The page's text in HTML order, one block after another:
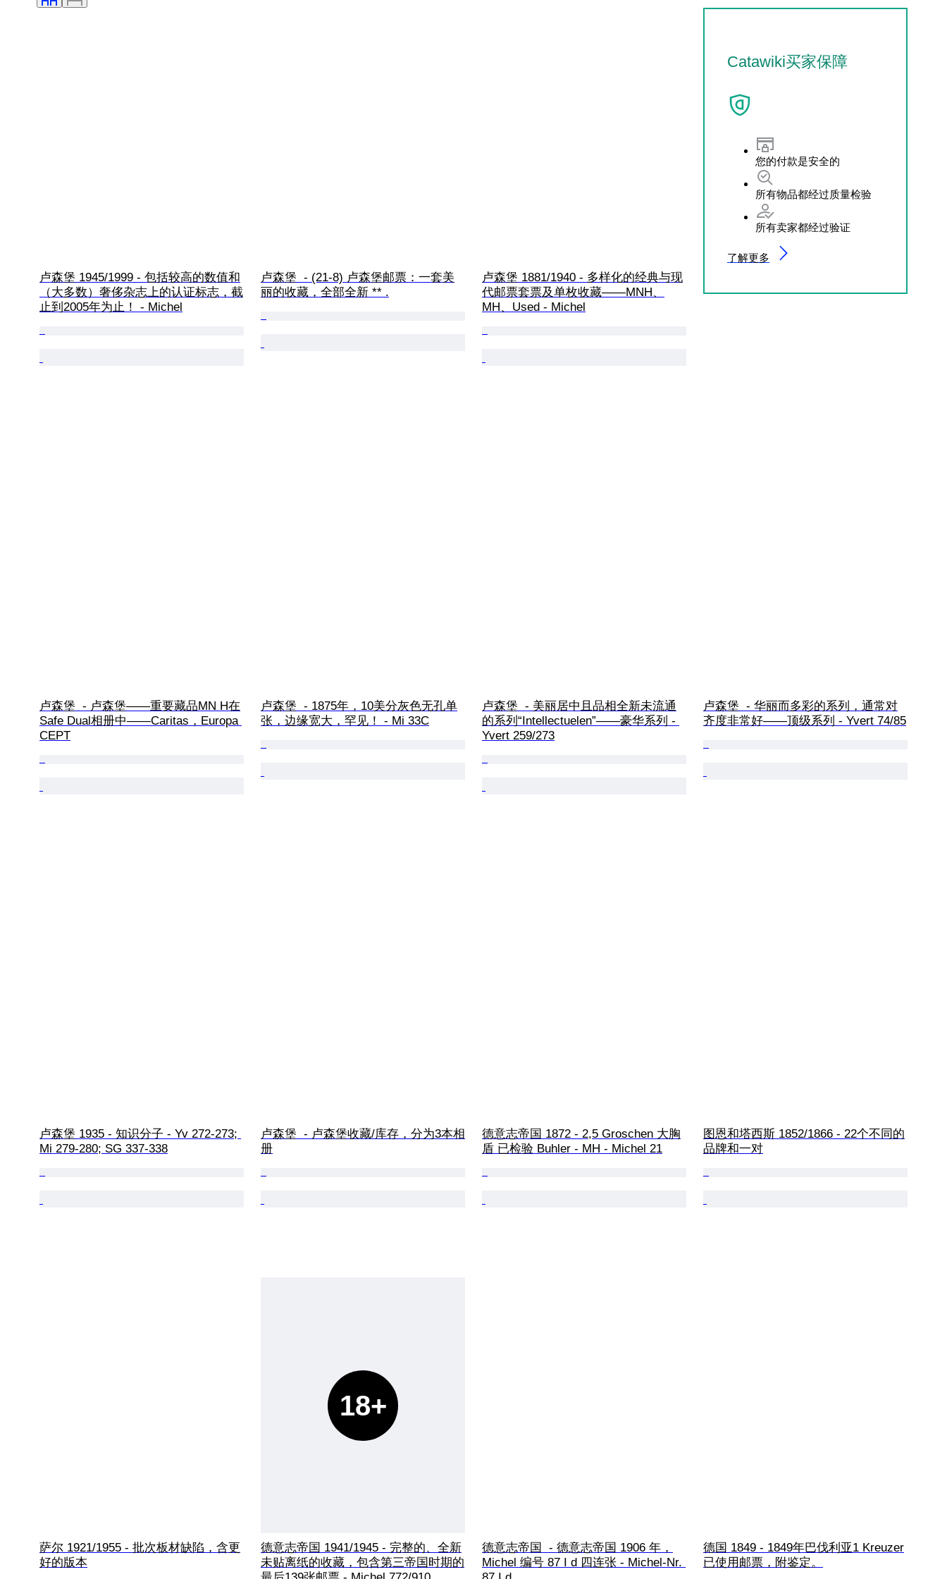
Catawiki买家保障
您的付款是安全的
所有物品都经过质量检验
所有卖家都经过验证
了解更多
卢森堡 1945/1999 - 包括较高的数值和
（大多数）奢侈杂志上的认证标志，截
止到2005年为止！ - Michel
卢森堡  - (21-8) 卢森堡邮票：一套美
丽的收藏，全部全新 ** .
卢森堡 1881/1940 - 多样化的经典与现
代邮票套票及单枚收藏——MNH、
MH、Used - Michel
卢森堡  - 卢森堡——重要藏品MN H在
Safe Dual相册中——Caritas，Europa
CEPT
卢森堡  - 1875年，10美分灰色无孔单
张，边缘宽大，罕见！ - Mi 33C
卢森堡  - 美丽居中且品相全新未流通
的系列“Intellectuelen”——豪华系列 -
Yvert 259/273
卢森堡  - 华丽而多彩的系列，通常对
齐度非常好——顶级系列 - Yvert 74/85
卢森堡 1935 - 知识分子 - Yv 272-273;
Mi 279-280; SG 337-338
卢森堡  - 卢森堡收藏/库存，分为3本相
册
德意志帝国 1872 - 2,5 Groschen 大胸
盾 已检验 Buhler - MH - Michel 21
图恩和塔西斯 1852/1866 - 22个不同的
品牌和一对
萨尔 1921/1955 - 批次板材缺陷，含更
好的版本
18+
德意志帝国 1941/1945 - 完整的、全新
未贴离纸的收藏，包含第三帝国时期的
德意志帝国  - 德意志帝国 1906 年，
Michel 编号 87 I d 四连张 - Michel-Nr.
德国 1849 - 1849年巴伐利亚1 Kreuzer
已使用邮票，附鉴定。